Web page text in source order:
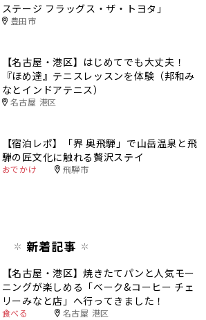
ステージ フラッグス・ザ・トヨタ」
豊田市
【名古屋・港区】はじめてでも大丈夫！
『ほめ達』テニスレッスンを体験（邦和み
なとインドアテニス）
名古屋 港区
【宿泊レポ】「界 奥飛騨」で山岳温泉と飛
騨の匠文化に触れる贅沢ステイ
おでかけ 飛騨市
新着記事
【名古屋・港区】焼きたてパンと人気モー
ニングが楽しめる「ベーク&コーヒー チェ
リーみなと店」へ行ってきました！
食べる 名古屋 港区